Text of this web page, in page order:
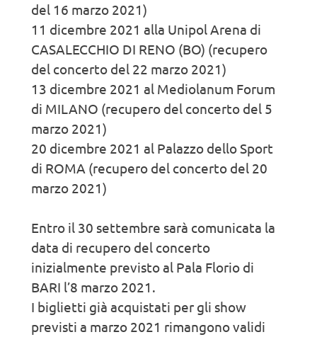
del 16 marzo 2021)
11 dicembre 2021 alla Unipol Arena di
CASALECCHIO DI RENO (BO) (recupero
del concerto del 22 marzo 2021)
13 dicembre 2021 al Mediolanum Forum
di MILANO (recupero del concerto del 5
marzo 2021)
20 dicembre 2021 al Palazzo dello Sport
di ROMA (recupero del concerto del 20
marzo 2021)
Entro il 30 settembre sarà comunicata la
data di recupero del concerto
inizialmente previsto al Pala Florio di
BARI l’8 marzo 2021.
I biglietti già acquistati per gli show
previsti a marzo 2021 rimangono validi